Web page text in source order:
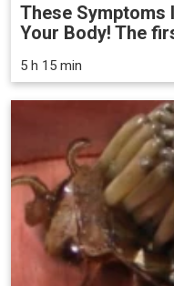
These Symptoms
Your Body! The
5 h 15 min